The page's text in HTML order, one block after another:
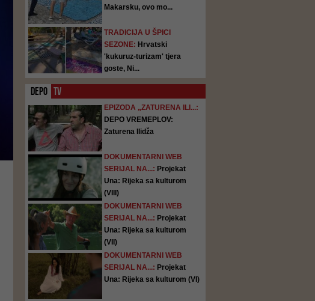
Makarsku, ovo mo...
TRADICIJA U ŠPICI
SEZONE: Hrvatski
'kukuruz-turizam' tjera
goste, Ni...
DEPO TV
EPIZODA „ZATURENA ILI...:
DEPO VREMEPLOV:
Zaturena Ilidža
DOKUMENTARNI WEB
SERIJAL NA...: Projekat
Una: Rijeka sa kulturom
(VIII)
DOKUMENTARNI WEB
SERIJAL NA...: Projekat
Una: Rijeka sa kulturom
(VII)
DOKUMENTARNI WEB
SERIJAL NA...: Projekat
Una: Rijeka sa kulturom (VI)